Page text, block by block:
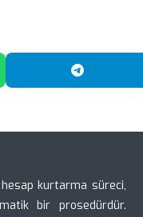
Paylaş
kurtarma süreci,
bir prosedürdür.